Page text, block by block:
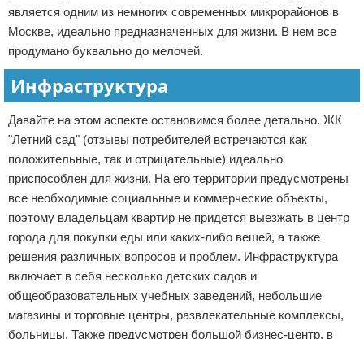
является одним из немногих современных микрорайонов в
Москве, идеально предназначенных для жизни. В нем все
продумано буквально до мелочей.
Инфраструктура
Давайте на этом аспекте остановимся более детально. ЖК
"Летний сад" (отзывы потребителей встречаются как
положительные, так и отрицательные) идеально
приспособлен для жизни. На его территории предусмотрены
все необходимые социальные и коммерческие объекты,
поэтому владельцам квартир не придется выезжать в центр
города для покупки еды или каких-либо вещей, а также
решения различных вопросов и проблем. Инфраструктура
включает в себя несколько детских садов и
общеобразовательных учебных заведений, небольшие
магазины и торговые центры, развлекательные комплексы,
больницы. Также предусмотрен большой бизнес-центр, в